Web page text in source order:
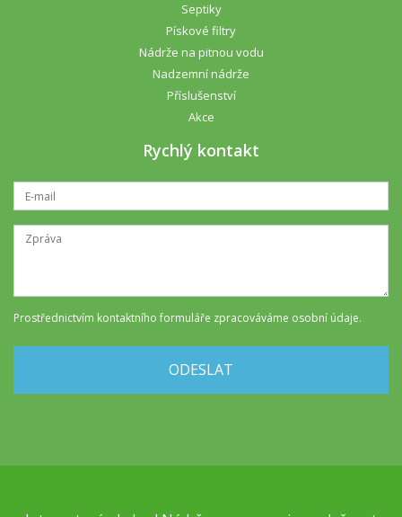
Septiky
Pískové filtry
Nádrže na pitnou vodu
Nadzemní nádrže
Příslušenství
Akce
Rychlý kontakt
Prostřednictvím kontaktního formuláře zpracováváme osobní údaje.
ODESLAT